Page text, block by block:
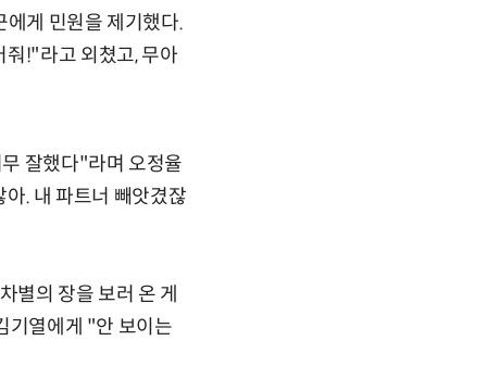
게 민원을 제기했다.
줘!"라고 외쳤고, 무아
잘했다"라며 오정율
. 내 파트너 빼앗겼잖
별의 장을 보러 온 게
기열에게 "안 보이는